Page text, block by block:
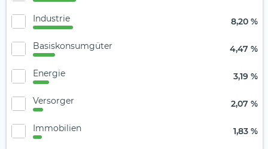
Industrie 8,20 %
Basiskonsumgüter 4,47 %
Energie 3,19 %
Versorger 2,07 %
Immobilien 1,83 %